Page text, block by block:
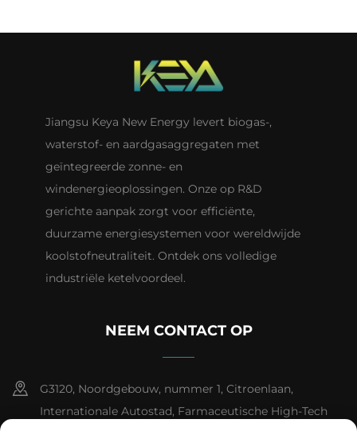
Jiangsu Keya New Energy levert biogas-,
waterstof- en aardgasaggregaten met
geïntegreerde zonne- en
windenergieoplossingen. Onze op R&D
gerichte aanpak zorgt voor efficiënte,
duurzame energiesystemen voor wereldwijde
koolstofneutraliteit. Ontdek ons volledige
industriële ketelvoordeel.
NEEM CONTACT OP
G3120, Noordgebouw, nummer 1, Citroenlaan,
Internationale Autostad, Farmaceutische High-Tech